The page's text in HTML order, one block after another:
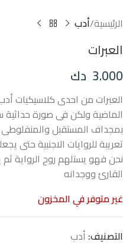
الرئيسية أدب
العبرات
3.000 دك
العبرات من احدى كلاسيكيات
الماضية ولكن فى صورة
بمجداف المستقبل
تعريبة للروايات الاجنبية حتى
نحن فهو يستلهم روح الرواية
القارئ ووجدانه
غير متوفر في المخزون
التصنيف: أدب